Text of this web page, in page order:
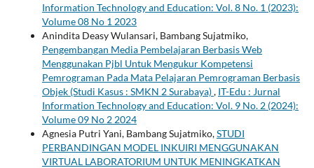
Information Technology and Education: Vol. 8 No. 1 (2023):
Volume 08 No 1 2023
Anindita Deasy Wulansari, Bambang Sujatmiko,
Pengembangan Media Pembelajaran Berbasis Web
Menggunakan Pjbl Untuk Mengukur Kompetensi
Pemrograman Pada Mata Pelajaran Pemrograman Berbasis
Objek (Studi Kasus : SMKN 2 Surabaya), IT-Edu : Jurnal
Information Technology and Education: Vol. 9 No. 2 (2024):
Volume 09 No 2 2024
Agnesia Putri Yani, Bambang Sujatmiko,STUDI
PERBANDINGAN MODEL INKUIRI MENGGUNAKAN
VIRTUAL LABORATORIUM UNTUK MENINGKATKAN